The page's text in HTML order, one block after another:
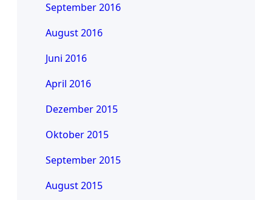
September 2016
August 2016
Juni 2016
April 2016
Dezember 2015
Oktober 2015
September 2015
August 2015